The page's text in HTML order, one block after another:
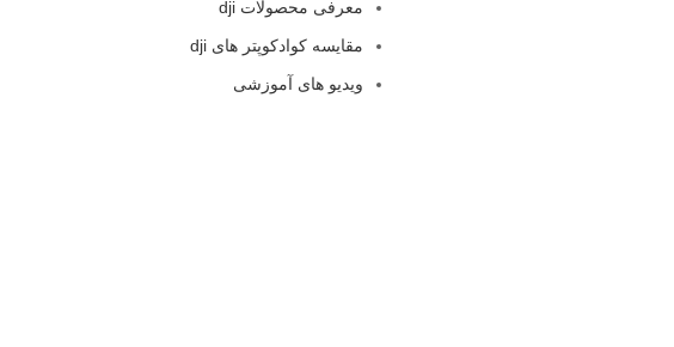
معرفی محصولات dji
مقایسه کوادکوپتر های dji
ویدیو های آموزشی